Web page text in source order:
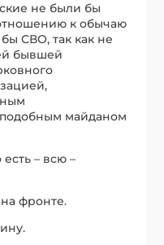
не были бы
к обычаю
СВО, так как не
бывшей
майданом
– всю –
фронте.